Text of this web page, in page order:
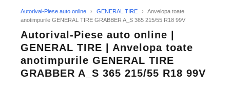
Autorival-Piese auto online › GENERAL TIRE ›
Anvelopa toate
anotimpurile GENERAL TIRE GRABBER A_S 365 215/55 R18 99V
Autorival-Piese auto online |
GENERAL TIRE | Anvelopa toate
anotimpurile GENERAL TIRE
GRABBER A_S 365 215/55 R18 99V